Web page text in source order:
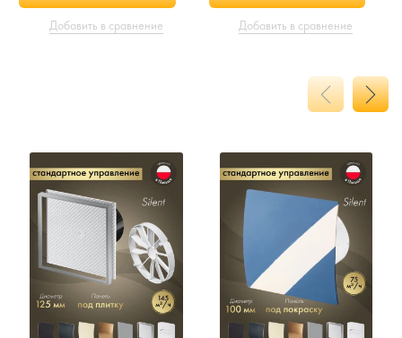
Добавить в сравнение Добавить в сравнение